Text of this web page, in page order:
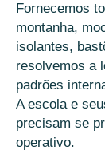
Fornecemos
montanha,
isolantes,
resolvemos a
padrões
A escola e
precisam se
operativo.